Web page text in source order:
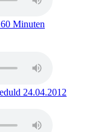
Minuten
Ausleihbar seit
24.04.2012